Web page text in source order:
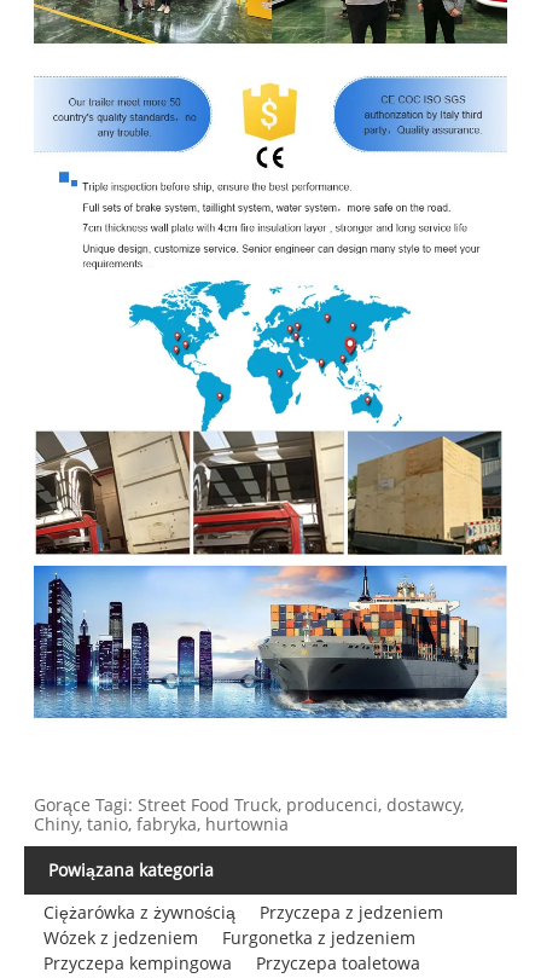
Gorące Tagi: Street Food Truck, producenci, dostawcy,
Chiny, tanio, fabryka, hurtownia
Powiązana kategoria
Ciężarówka z żywnością
Przyczepa z jedzeniem
Wózek z jedzeniem
Furgonetka z jedzeniem
Przyczepa kempingowa
Przyczepa toaletowa